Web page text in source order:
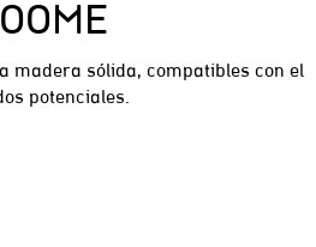
madera sólida, compatibles con el
potenciales.